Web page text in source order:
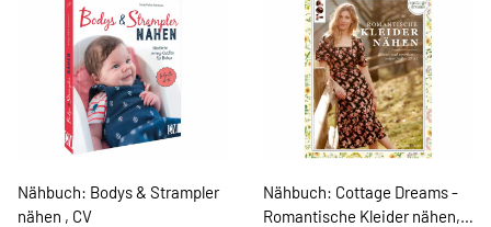
Nähbuch: Bodys & Strampler
nähen , CV
Nähbuch: Cottage Dreams -
Romantische Kleider nähen,